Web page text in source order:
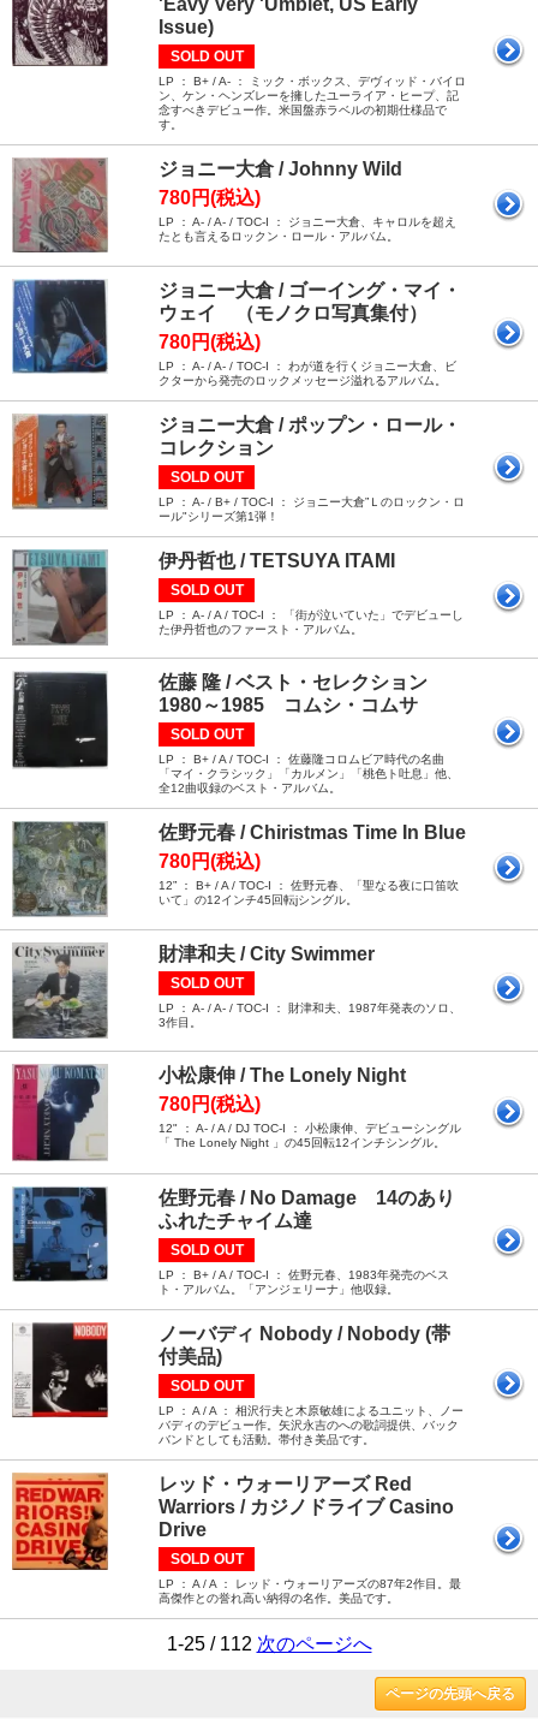
Issue)
SOLD OUT
LP ： B+ / A- ： ミック・ボックス、デヴィッド・バイロ
ン、ケン・ヘンズレーを擁したユーライア・ヒープ、記
念すべきデビュー作。米国盤赤ラベルの初期仕様品で
す。
ジョニー大倉 / Johnny Wild
780円(税込)
LP ： A- / A- / TOC-I ： ジョニー大倉、キャロルを超え
たとも言えるロックン・ロール・アルバム。
ジョニー大倉 / ゴーイング・マイ・
ウェイ （モノクロ写真集付）
780円(税込)
LP ： A- / A- / TOC-I ： わが道を行くジョニー大倉、ビ
クターから発売のロックメッセージ溢れるアルバム。
ジョニー大倉 / ポップン・ロール・
コレクション
SOLD OUT
LP ： A- / B+ / TOC-I ： ジョニー大倉”Ｌのロックン・ロ
ール"シリーズ第1弾！
伊丹哲也 / TETSUYA ITAMI
SOLD OUT
LP ： A- / A / TOC-I ： 「街が泣いていた」でデビューし
た伊丹哲也のファースト・アルバム。
佐藤 隆 / ベスト・セレクション
1980～1985 コムシ・コムサ
SOLD OUT
LP ： B+ / A / TOC-I ： 佐藤隆コロムビア時代の名曲
「マイ・クラシック」「カルメン」「桃色ト吐息」他、
全12曲収録のベスト・アルバム。
佐野元春 / Chiristmas Time In Blue
780円(税込)
12” ： B+ / A / TOC-I ： 佐野元春、「聖なる夜に口笛吹
いて」の12インチ45回転jシングル。
財津和夫 / City Swimmer
SOLD OUT
LP ： A- / A- / TOC-I ： 財津和夫、1987年発表のソロ、
3作目。
小松康伸 / The Lonely Night
780円(税込)
12" ： A- / A / DJ TOC-I ： 小松康伸、デビューシングル
「 The Lonely Night 」の45回転12インチシングル。
佐野元春 / No Damage 14のあり
ふれたチャイム達
SOLD OUT
LP ： B+ / A / TOC-I ： 佐野元春、1983年発売のベス
ト・アルバム。「アンジェリーナ」他収録。
ノーバディ Nobody / Nobody (帯
付美品)
SOLD OUT
LP ： A / A ： 相沢行夫と木原敏雄によるユニット、ノー
バディのデビュー作。矢沢永吉のへの歌詞提供、バック
バンドとしても活動。帯付き美品です。
レッド・ウォーリアーズ Red
Warriors / カジノドライブ Casino
Drive
SOLD OUT
LP ： A / A ： レッド・ウォーリアーズの87年2作目。最
高傑作との誉れ高い納得の名作。美品です。
1-25 / 112 次のページへ
ページの先頭へ戻る